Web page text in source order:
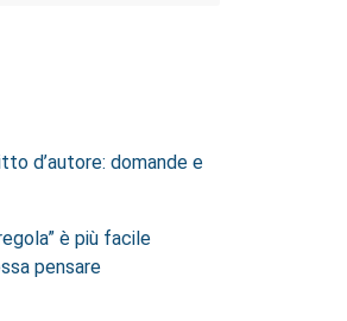
d’autore: domande e
è più facile
pensare